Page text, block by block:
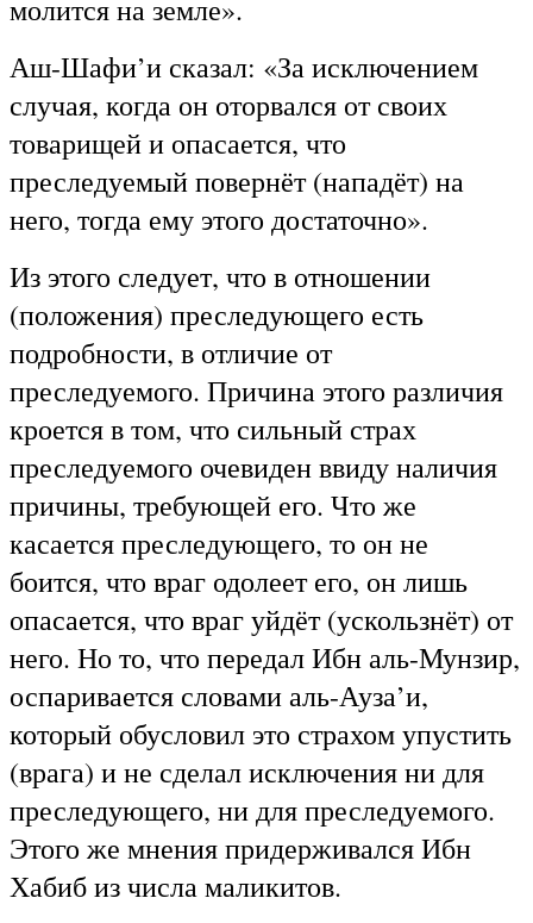
молится на земле».
Аш-Шафи’и сказал: «За исключением
случая, когда он оторвался от своих
товарищей и опасается, что
преследуемый повернёт (нападёт) на
него, тогда ему этого достаточно».
Из этого следует, что в отношении
(положения) преследующего есть
подробности, в отличие от
преследуемого. Причина этого различия
кроется в том, что сильный страх
преследуемого очевиден ввиду наличия
причины, требующей его. Что же
касается преследующего, то он не
боится, что враг одолеет его, он лишь
опасается, что враг уйдёт (ускользнёт) от
него. Но то, что передал Ибн аль-Мунзир,
оспаривается словами аль-Ауза’и,
который обусловил это страхом упустить
(врага) и не сделал исключения ни для
преследующего, ни для преследуемого.
Этого же мнения придерживался Ибн
Хабиб из числа маликитов.